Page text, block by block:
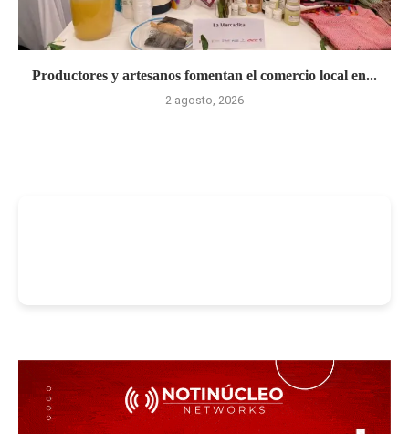
Productores y artesanos fomentan el comercio local en...
2 agosto, 2026